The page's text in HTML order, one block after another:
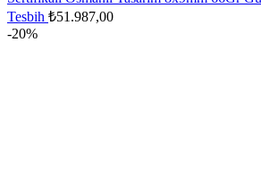
Tesbih ₺51.987,00
-20%